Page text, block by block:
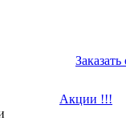
Акции !!!